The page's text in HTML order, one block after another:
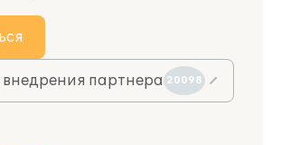
внедрения партнера 20098